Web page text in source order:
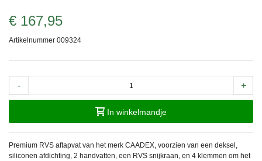
€ 167,95
Artikelnummer 009324
- +
In winkelmandje
Premium RVS aftapvat van het merk CAADEX, voorzien van een deksel,
siliconen afdichting, 2 handvatten, een RVS snijkraan, en 4 klemmen om het